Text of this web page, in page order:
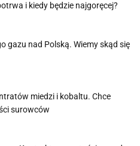
i kiedy będzie najgoręcej?
gazu nad Polską. Wiemy skąd się
miedzi i kobaltu. Chce
surowców